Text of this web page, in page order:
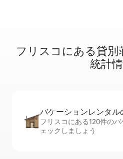
フリスコに⁠あ⁠る貸⁠別⁠
統⁠計⁠
バケーションレ⁠ン⁠タ⁠ル⁠
フリスコにある120件の
ェックしましょう